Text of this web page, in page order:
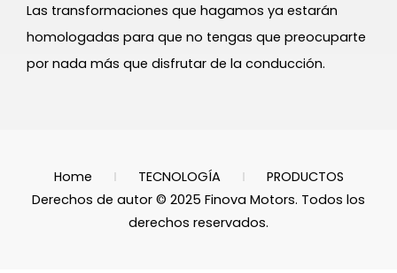
Las transformaciones que hagamos ya estarán
homologadas para que no tengas que preocuparte
por nada más que disfrutar de la conducción.
Home TECNOLOGÍA
PRODUCTOS
Derechos de autor © 2025 Finova Motors. Todos los
derechos reservados.